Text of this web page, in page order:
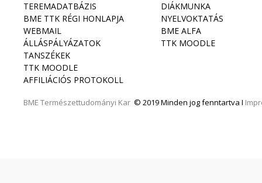
TEREMADATBÁZIS
BME TTK RÉGI HONLAPJA
WEBMAIL
ÁLLÁSPÁLYÁZATOK
TANSZÉKEK
TTK MOODLE
AFFILIÁCIÓS PROTOKOLL
BME Természettudományi Kar © 2019 Minden jog fenntartva I
DIÁKMUNKA
NYELVOKTATÁS
BME ALFA
TTK MOODLE